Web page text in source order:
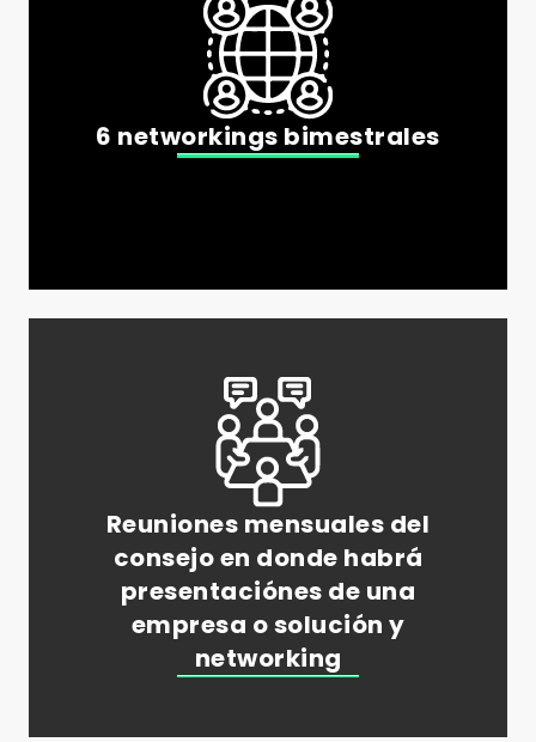
6 networkings bimestrales
Reuniones mensuales del
consejo en donde habrá
presentaciónes de una
empresa o solución y
networking